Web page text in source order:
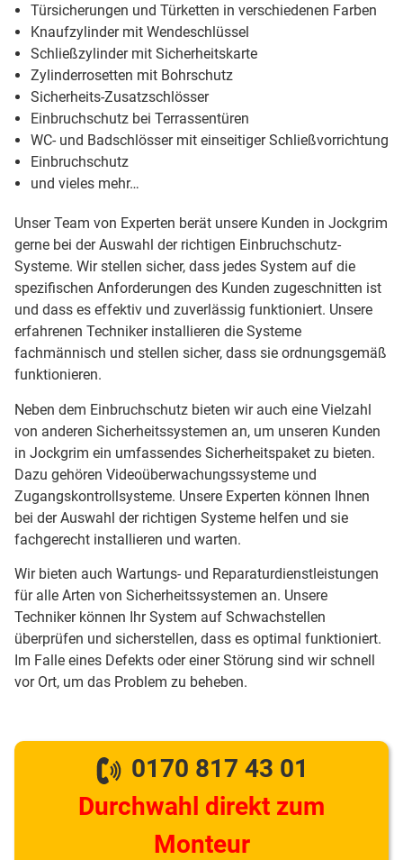
Türsicherungen und Türketten in verschiedenen Farben
Knaufzylinder mit Wendeschlüssel
Schließzylinder mit Sicherheitskarte
Zylinderrosetten mit Bohrschutz
Sicherheits-Zusatzschlösser
Einbruchschutz bei Terrassentüren
WC- und Badschlösser mit einseitiger Schließvorrichtung
Einbruchschutz
und vieles mehr…
Unser Team von Experten berät unsere Kunden in Jockgrim
gerne bei der Auswahl der richtigen Einbruchschutz-
Systeme. Wir stellen sicher, dass jedes System auf die
spezifischen Anforderungen des Kunden zugeschnitten ist
und dass es effektiv und zuverlässig funktioniert. Unsere
erfahrenen Techniker installieren die Systeme
fachmännisch und stellen sicher, dass sie ordnungsgemäß
funktionieren.
Neben dem Einbruchschutz bieten wir auch eine Vielzahl
von anderen Sicherheitssystemen an, um unseren Kunden
in Jockgrim ein umfassendes Sicherheitspaket zu bieten.
Dazu gehören Videoüberwachungssysteme und
Zugangskontrollsysteme. Unsere Experten können Ihnen
bei der Auswahl der richtigen Systeme helfen und sie
fachgerecht installieren und warten.
Wir bieten auch Wartungs- und Reparaturdienstleistungen
für alle Arten von Sicherheitssystemen an. Unsere
Techniker können Ihr System auf Schwachstellen
überprüfen und sicherstellen, dass es optimal funktioniert.
Im Falle eines Defekts oder einer Störung sind wir schnell
vor Ort, um das Problem zu beheben.
0170 817 43 01
Durchwahl direkt zum
Monteur